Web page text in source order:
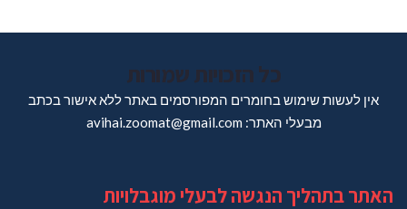
כל הזכויות שמורות
אין לעשות שימוש בחומרים המפורסמים באתר ללא אישור בכתב
מבעלי האתר: avihai.zoomat@gmail.com
האתר בתהליך הנגשה לבעלי מוגבלויות